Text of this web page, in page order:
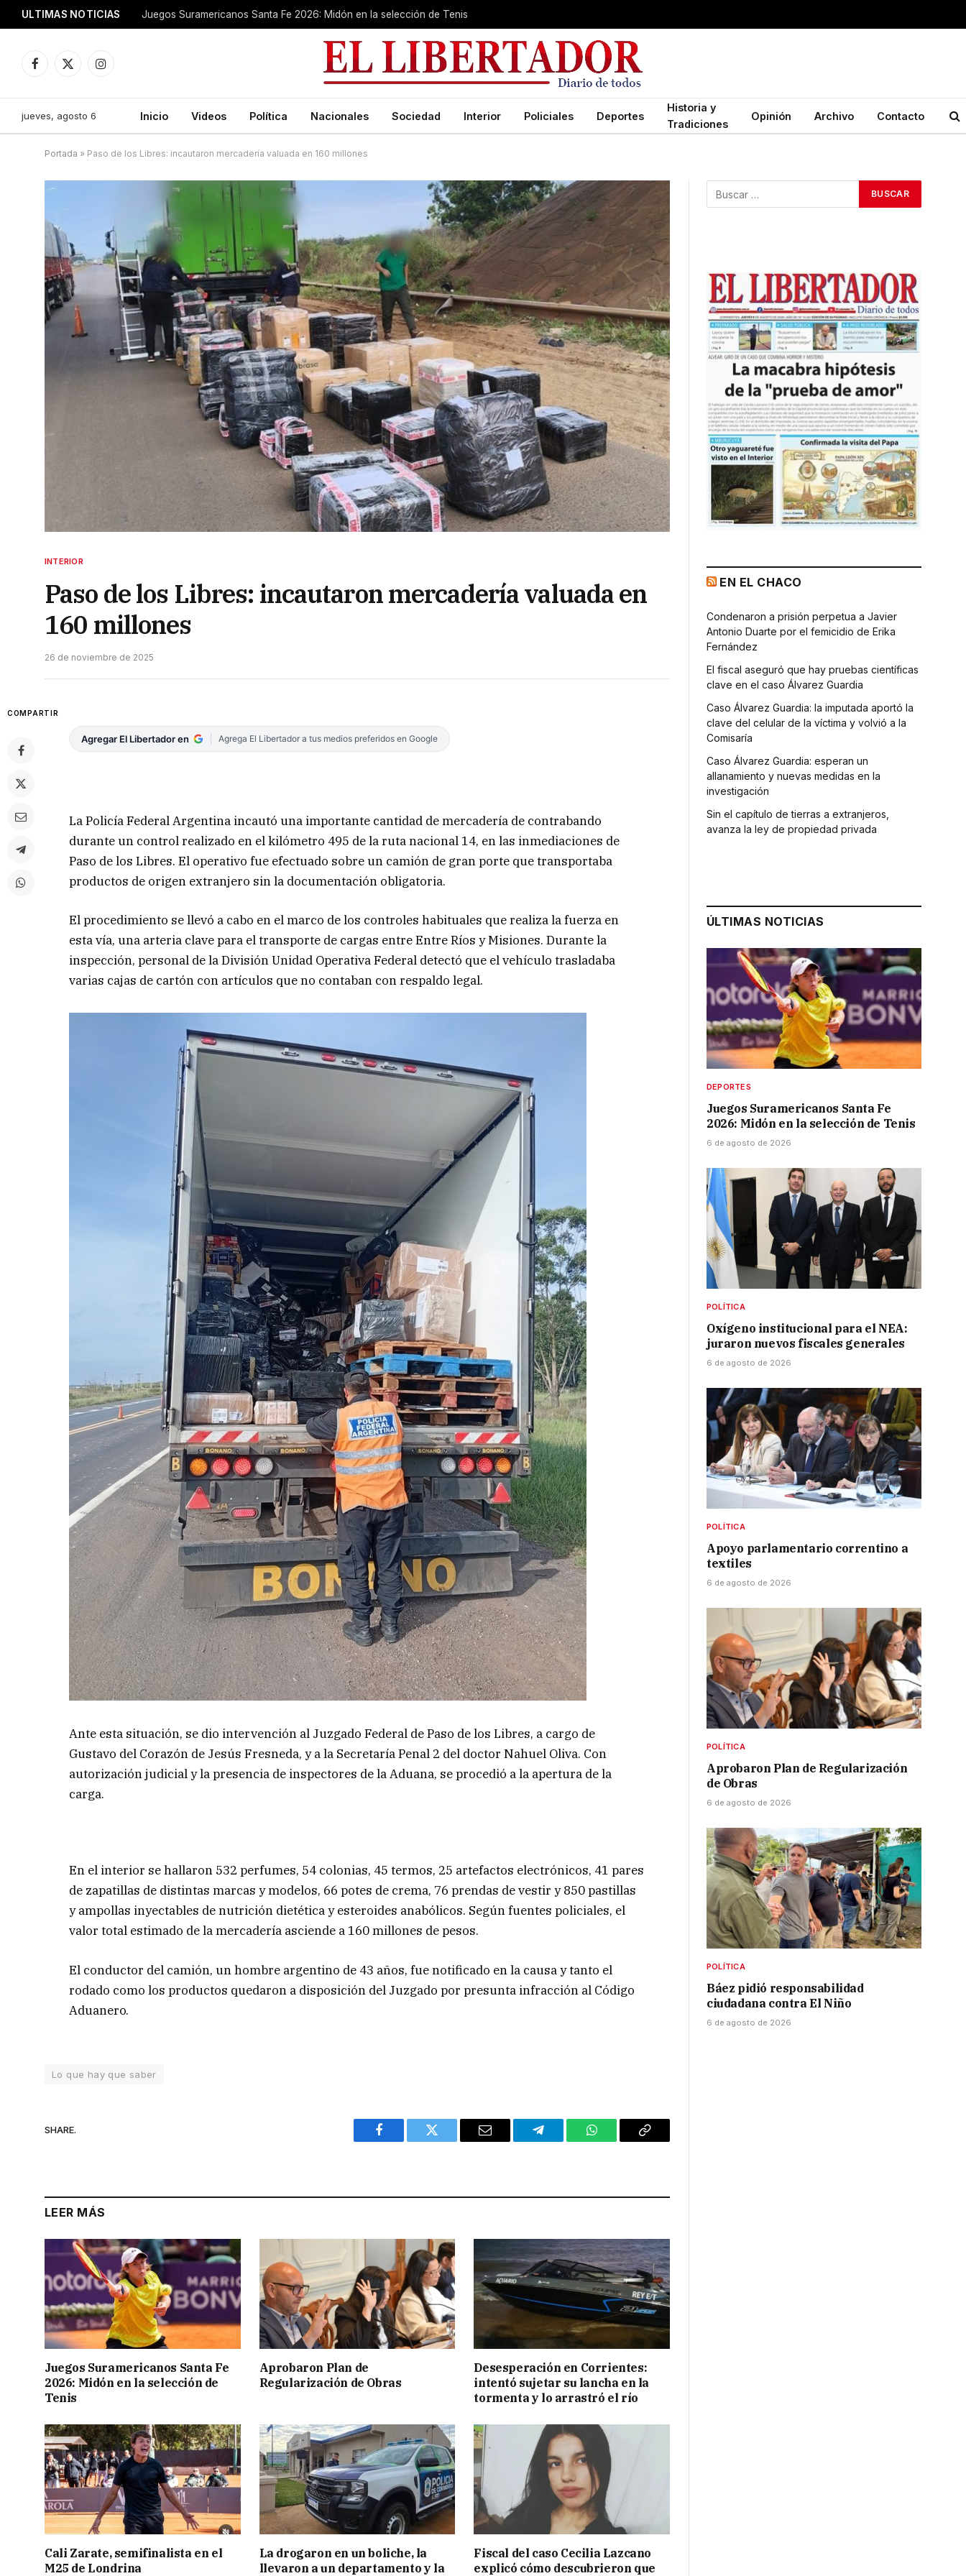
ULTIMAS NOTICIAS Juegos Suramericanos Santa Fe 2026: Midón en la selección de Tenis
Facebook
X
Instagram
jueves, agosto 6 Inicio Videos Política Nacionales Sociedad Interior Policiales Deportes
Historia y
Tradiciones
Opinión Archivo Contacto
Portada » Paso de los Libres: incautaron mercadería valuada en 160 millones
INTERIOR
Paso de los Libres: incautaron mercadería valuada en
160 millones
26 de noviembre de 2025
COMPARTIR
Agregar El Libertador en Agrega El Libertador a tus medios preferidos en Google
La Policía Federal Argentina incautó una importante cantidad de mercadería de contrabando
durante un control realizado en el kilómetro 495 de la ruta nacional 14, en las inmediaciones de
Paso de los Libres. El operativo fue efectuado sobre un camión de gran porte que transportaba
productos de origen extranjero sin la documentación obligatoria.
El procedimiento se llevó a cabo en el marco de los controles habituales que realiza la fuerza en
esta vía, una arteria clave para el transporte de cargas entre Entre Ríos y Misiones. Durante la
inspección, personal de la División Unidad Operativa Federal detectó que el vehículo trasladaba
varias cajas de cartón con artículos que no contaban con respaldo legal.
Ante esta situación, se dio intervención al Juzgado Federal de Paso de los Libres, a cargo de
Gustavo del Corazón de Jesús Fresneda, y a la Secretaría Penal 2 del doctor Nahuel Oliva. Con
autorización judicial y la presencia de inspectores de la Aduana, se procedió a la apertura de la
carga.
En el interior se hallaron 532 perfumes, 54 colonias, 45 termos, 25 artefactos electrónicos, 41 pares
de zapatillas de distintas marcas y modelos, 66 potes de crema, 76 prendas de vestir y 850 pastillas
y ampollas inyectables de nutrición dietética y esteroides anabólicos. Según fuentes policiales, el
valor total estimado de la mercadería asciende a 160 millones de pesos.
El conductor del camión, un hombre argentino de 43 años, fue notificado en la causa y tanto el
rodado como los productos quedaron a disposición del Juzgado por presunta infracción al Código
Aduanero.
Lo que hay que saber
SHARE.
Facebook Twitter Email Telegram WhatsAppCopy
LEER MÁS
Juegos Suramericanos Santa Fe
2026: Midón en la selección de
Tenis
Aprobaron Plan de
Regularización de Obras
Desesperación en Corrientes:
intentó sujetar su lancha en la
tormenta y lo arrastró el río
Cali Zarate, semifinalista en el
M25 de Londrina
La drogaron en un boliche, la
llevaron a un departamento y la
Fiscal del caso Cecilia Lazcano
explicó cómo descubrieron que
EN EL CHACO
Condenaron a prisión perpetua a Javier
Antonio Duarte por el femicidio de Erika
Fernández
El fiscal aseguró que hay pruebas científicas
clave en el caso Álvarez Guardia
Caso Álvarez Guardia: la imputada aportó la
clave del celular de la víctima y volvió a la
Comisaría
Caso Álvarez Guardia: esperan un
allanamiento y nuevas medidas en la
investigación
Sin el capítulo de tierras a extranjeros,
avanza la ley de propiedad privada
ÚLTIMAS NOTICIAS
DEPORTES
Juegos Suramericanos Santa Fe
2026: Midón en la selección de Tenis
6 de agosto de 2026
POLÍTICA
Oxígeno institucional para el NEA:
juraron nuevos fiscales generales
6 de agosto de 2026
POLÍTICA
Apoyo parlamentario correntino a
textiles
6 de agosto de 2026
POLÍTICA
Aprobaron Plan de Regularización
de Obras
6 de agosto de 2026
POLÍTICA
Báez pidió responsabilidad
ciudadana contra El Niño
6 de agosto de 2026